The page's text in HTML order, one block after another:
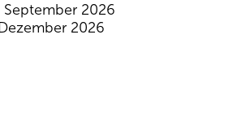
2026
2026